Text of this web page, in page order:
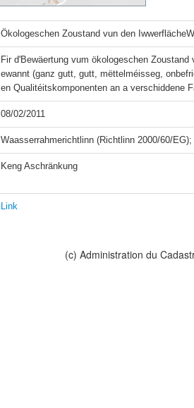
Ökologeschen Zoustand vun den
Fir d'Bewäertung vum ökologeschen
ewannt (ganz gutt, gutt, mëttelméisseg,
en Qualitéitskomponenten an a verschiddene
08/02/2011
Keng Aschränkung
Link
(c) Administration du